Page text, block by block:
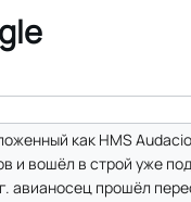
как HMS
и вошёл в строй уже
авианосец прошёл